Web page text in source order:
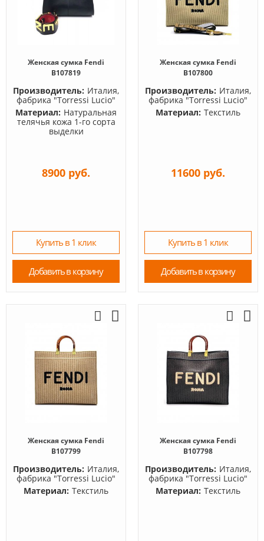
Женская сумка Fendi
B107819
Производитель: Италия,
фабрика "Torressi Lucio"
Материал: Натуральная
телячья кожа 1-го сорта
выделки
8900 руб.
Купить в 1 клик
Добавить в корзину
Женская сумка Fendi
B107800
Производитель: Италия,
фабрика "Torressi Lucio"
Материал: Текстиль
11600 руб.
Купить в 1 клик
Добавить в корзину
Женская сумка Fendi
B107799
Производитель: Италия,
фабрика "Torressi Lucio"
Материал: Текстиль
Женская сумка Fendi
B107798
Производитель: Италия,
фабрика "Torressi Lucio"
Материал: Текстиль